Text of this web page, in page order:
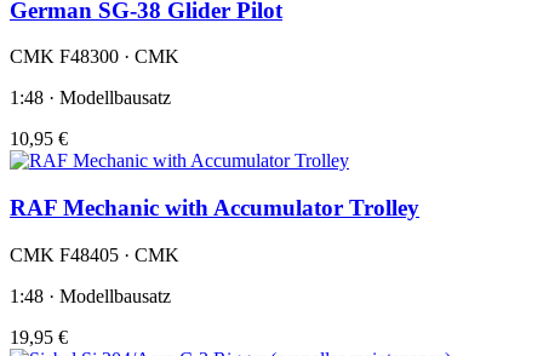
German SG-38 Glider Pilot
CMK F48300 · CMK
1:48 · Modellbausatz
10,95 €
RAF Mechanic with Accumulator Trolley
CMK F48405 · CMK
1:48 · Modellbausatz
19,95 €